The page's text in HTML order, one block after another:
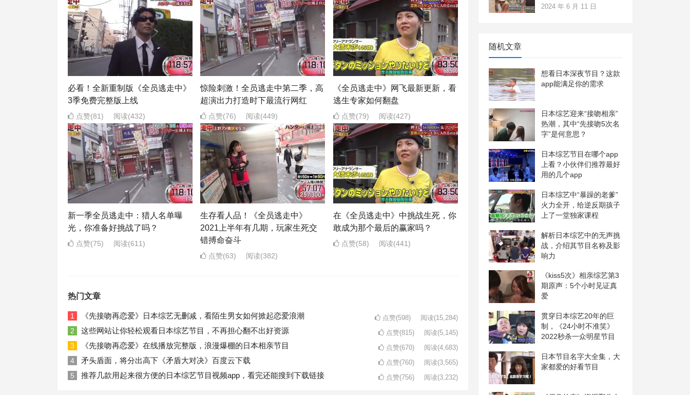
必看！全新重制版《全员逃走中》
3季免费完整版上线
点赞(81) 阅读(432)
惊险刺激！全员逃走中第二季，高
超演出力打造时下最流行网红
点赞(76) 阅读(449)
《全员逃走中》网飞最新更新，看
逃生专家如何翻盘
点赞(79) 阅读(427)
新一季全员逃走中：猎人名单曝
光，你准备好挑战了吗？
点赞(75) 阅读(611)
生存看人品！《全员逃走中》
2021上半年有几期，玩家生死交
错搏命奋斗
点赞(63) 阅读(382)
在《全员逃走中》中挑战生死，你
敢成为那个最后的赢家吗？
点赞(58) 阅读(441)
热门文章
1 《先接吻再恋爱》日本综艺无删减，看陌生男女如何掀起恋爱浪潮 点赞(598) 阅读(15,284)
2 这些网站让你轻松观看日本综艺节目，不再担心翻不出好资源 点赞(815) 阅读(5,145)
3 《先接吻再恋爱》在线播放完整版，浪漫爆棚的日本相亲节目 点赞(670) 阅读(4,683)
4 矛头盾面，将分出高下《矛盾大对决》百度云下载 点赞(760) 阅读(3,565)
5 推荐几款用起来很方便的日本综艺节目视频app，看完还能搜到下载链接 点赞(756) 阅读(3,232)
2024 年 6 月 11 日
随机文章
想看日本深夜节目？这款
app能满足你的需求
日本综艺迎来“接吻相亲”
热潮，其中“先接吻5次名
字”是何意思？
日本综艺节目在哪个app
上看？小伙伴们推荐最好
用的几个app
日本综艺中“暴躁的老爹”
火力全开，给逆反期孩子
上了一堂独家课程
解析日本综艺中的无声挑
战，介绍其节目名称及影
响力
《kiss5次》相亲综艺第3
期原声：5个小时见证真
爱
贯穿日本综艺20年的巨
制，《24小时不准笑》
2022秒杀一众明星节目
日本节目名字大全集，大
家都爱的好看节目